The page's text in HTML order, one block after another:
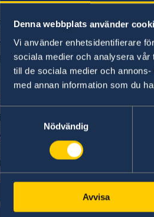
Denna webbplats använder
Vi använder enhetsidentifierare
sociala medier och analysera vår
till de sociala medier och
med annan information som du
Samtyckesval
Nödvändig
Avvisa
i Ghana
i Ghana
för vuxna i Ghana
för barn i Ghana
i Ghana
och katastrofer
företag i Ghana